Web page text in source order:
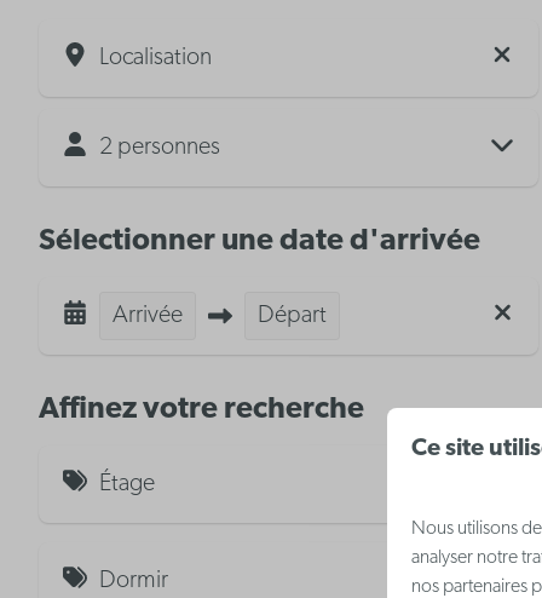
Localisation
2 personnes
Sélectionner une date d'arrivée
Arrivée Départ
Affinez votre recherche
Étage
Vue sur mer (7)
Dormir
Ce site
Nous utilisons
analyser notre
nos partenaires